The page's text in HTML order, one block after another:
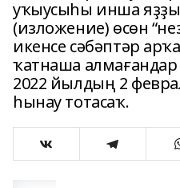
уҡыусыһы инша
(изложение) өсөн
икенсе сәбәптәр
ҡатнаша алмағандар
2022 йылдың 2
һынау тотасаҡ.